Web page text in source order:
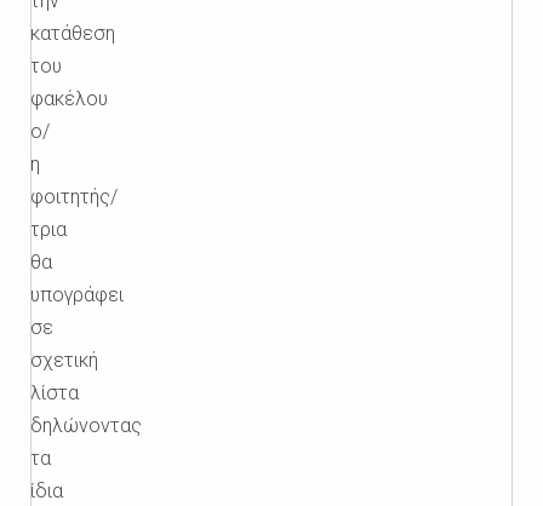
κατάθεση
του
φακέλου
ο/
η
φοιτητής/
τρια
θα
υπογράφει
σε
σχετική
λίστα
δηλώνοντας
τα
ίδια